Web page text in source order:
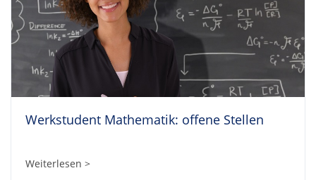
Werkstudent Mathematik: offene Stellen
Weiterlesen >